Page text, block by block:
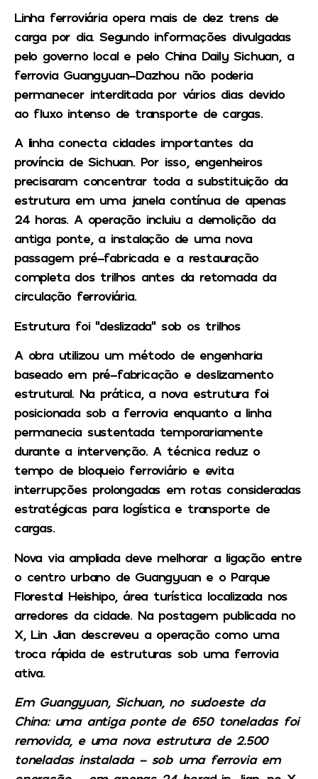
Linha ferroviária opera mais de dez trens de
carga por dia. Segundo informações divulgadas
pelo governo local e pelo China Daily Sichuan, a
ferrovia Guangyuan-Dazhou não poderia
permanecer interditada por vários dias devido
ao fluxo intenso de transporte de cargas.
A linha conecta cidades importantes da
província de Sichuan. Por isso, engenheiros
precisaram concentrar toda a substituição da
estrutura em uma janela contínua de apenas
24 horas. A operação incluiu a demolição da
antiga ponte, a instalação de uma nova
passagem pré-fabricada e a restauração
completa dos trilhos antes da retomada da
circulação ferroviária.
Estrutura foi “deslizada” sob os trilhos
A obra utilizou um método de engenharia
baseado em pré-fabricação e deslizamento
estrutural. Na prática, a nova estrutura foi
posicionada sob a ferrovia enquanto a linha
permanecia sustentada temporariamente
durante a intervenção. A técnica reduz o
tempo de bloqueio ferroviário e evita
interrupções prolongadas em rotas consideradas
estratégicas para logística e transporte de
cargas.
Nova via ampliada deve melhorar a ligação entre
o centro urbano de Guangyuan e o Parque
Florestal Heishipo, área turística localizada nos
arredores da cidade. Na postagem publicada no
X, Lin Jian descreveu a operação como uma
troca rápida de estruturas sob uma ferrovia
ativa.
Em Guangyuan, Sichuan, no sudoeste da
China: uma antiga ponte de 650 toneladas foi
removida, e uma nova estrutura de 2.500
toneladas instalada – sob uma ferrovia em